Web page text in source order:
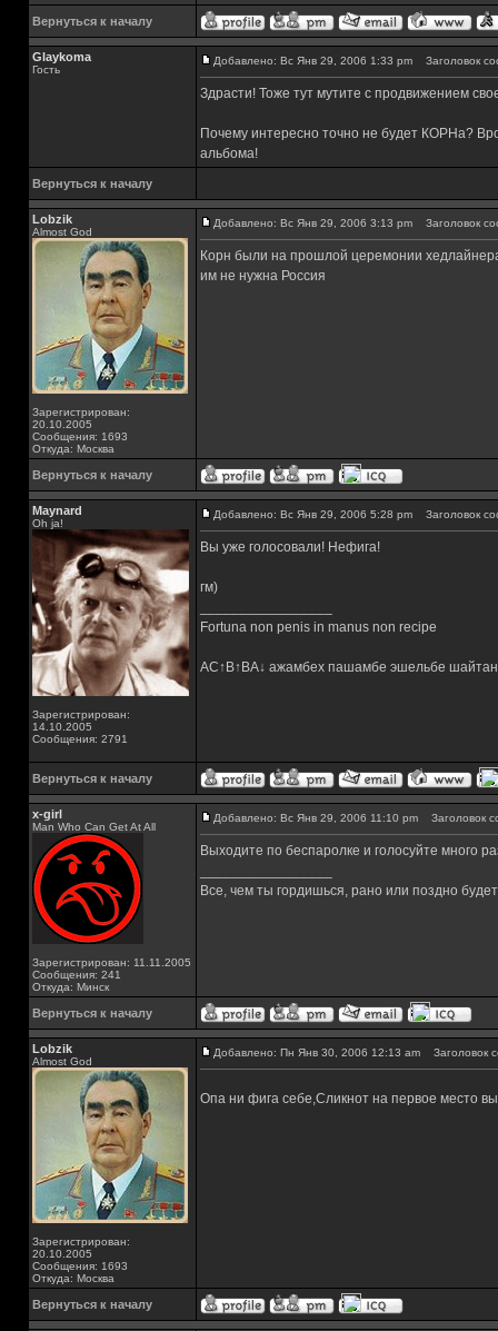
Вернуться к началу
Glaykoma
Гость
Добавлено: Вс Янв 29, 2006 1:33 pm Заголовок
Здрасти! Тоже тут мутите с продвижением
Почему интересно точно не будет КОРНа?
альбома!
Вернуться к началу
Lobzik
Almost God
Зарегистрирован:
20.10.2005
Сообщения: 1693
Откуда: Москва
Добавлено: Вс Янв 29, 2006 3:13 pm Заголовок
Корн были на прошлой церемонии
им не нужна Россия
Вернуться к началу
Maynard
Oh ja!
Зарегистрирован:
14.10.2005
Сообщения: 2791
Добавлено: Вс Янв 29, 2006 5:28 pm Заголовок
Вы уже голосовали! Нефига!
гм)
Fortuna non penis in manus non recipe
AC↑B↑BA↓ ажамбех пашамбе эшельбе
Вернуться к началу
x-girl
Man Who Can Get At All
Зарегистрирован: 11.11.2005
Сообщения: 241
Откуда: Минск
Добавлено: Вс Янв 29, 2006 11:10 pm Заголовок
Выходите по беспаролке и голосуйте много
Все, чем ты гордишься, рано или поздно
Вернуться к началу
Lobzik
Almost God
Зарегистрирован:
20.10.2005
Сообщения: 1693
Откуда: Москва
Добавлено: Пн Янв 30, 2006 12:13 am Заголовок
Опа ни фига себе,Сликнот на первое место
Вернуться к началу